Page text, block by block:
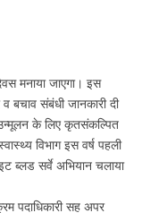
मनाया जाएगा। इस
बचाव संबंधी जानकारी दी
उन्मूलन के लिए कृतसंकल्पित
विभाग इस वर्ष पहली
ब्लड सर्वे अभियान चलाया
पदाधिकारी सह अपर